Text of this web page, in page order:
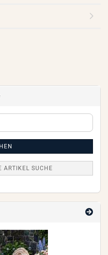
ARTIKEL SUCHE